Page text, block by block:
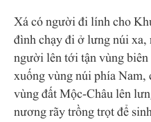
Xá có người đi lính cho
đình chạy đi ở lưng núi xa,
người lên tới tận vùng
xuống vùng núi phía
vùng đất Mộc-Châu lên
nương rãy trồng trọt để